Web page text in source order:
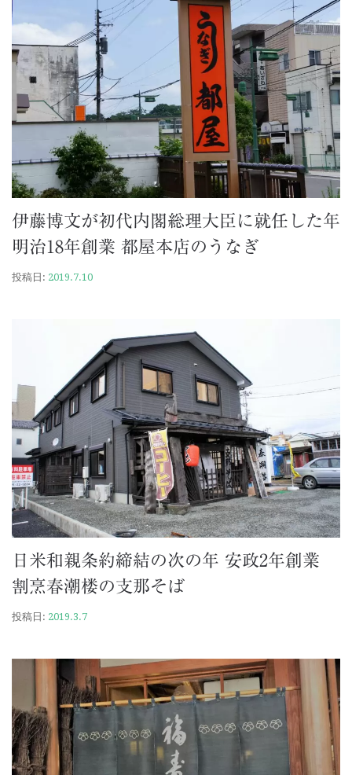
伊藤博文が初代内閣総理大臣に就任した年
明治18年創業 都屋本店のうなぎ
投稿日: 2019.7.10
日米和親条約締結の次の年 安政2年創業
割烹春潮楼の支那そば
投稿日: 2019.3.7